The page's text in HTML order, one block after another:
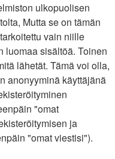
ulkopuolisen
Mutta se on tämän
vain niille
luomaa sisältöä. Toinen
lähetät. Tämä voi olla,
anonyyminä käyttäjänä
"omat
ja
"omat viestisi").